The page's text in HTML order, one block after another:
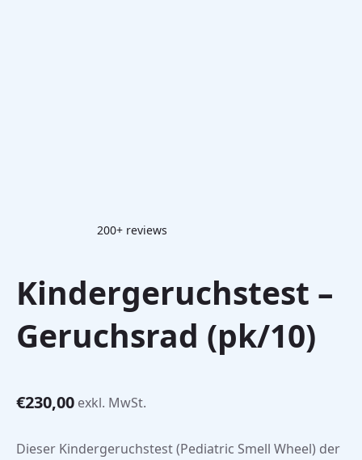
200+ reviews
Kindergeruchstest –
Geruchsrad (pk/10)
€230,00 exkl. MwSt.
Dieser Kindergeruchstest (Pediatric Smell Wheel) der